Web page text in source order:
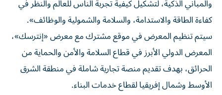
والمباني الذكية، لتشكيل كيفية تجربة الناس للعالم والنظر في
كفاءة الطاقة والاستدامة، والسلامة والشمولية والوظائف».
سيتم تنظيم المعرض في موقع مشترك مع معرض «إنترسك»،
المعرض الدولي الأبرز في قطاع السلامة والأمن والحماية من
الحرائق، بهدف تقديم منصة تجارية شاملة في منطقة الشرق
الأوسط وشمال إفريقيا لقطاع خدمات البناء.